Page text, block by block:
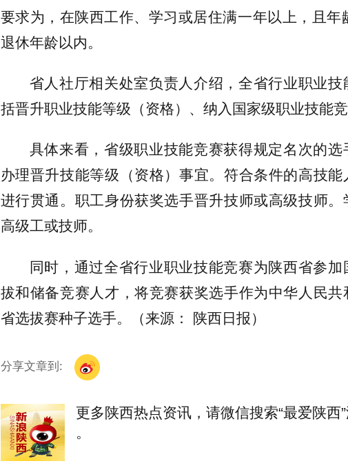
要求为，在陕西工作、学习或居住满一年以上，且年
退休年龄以内。
省人社厅相关处室负责人介绍，全省行业职业
括晋升职业技能等级（资格）、纳入国家级职业技能竞
具体来看，省级职业技能竞赛获得规定名次的选
办理晋升技能等级（资格）事宜。符合条件的高技
进行贯通。职工身份获奖选手晋升技师或高级技师
高级工或技师。
同时，通过全省行业职业技能竞赛为陕西省参
拔和储备竞赛人才，将竞赛获奖选手作为中华人民
省选拔赛种子选手。（来源： 陕西日报）
分享文章到:
更多陕西热点资讯，请微信搜索“最爱陕西
。